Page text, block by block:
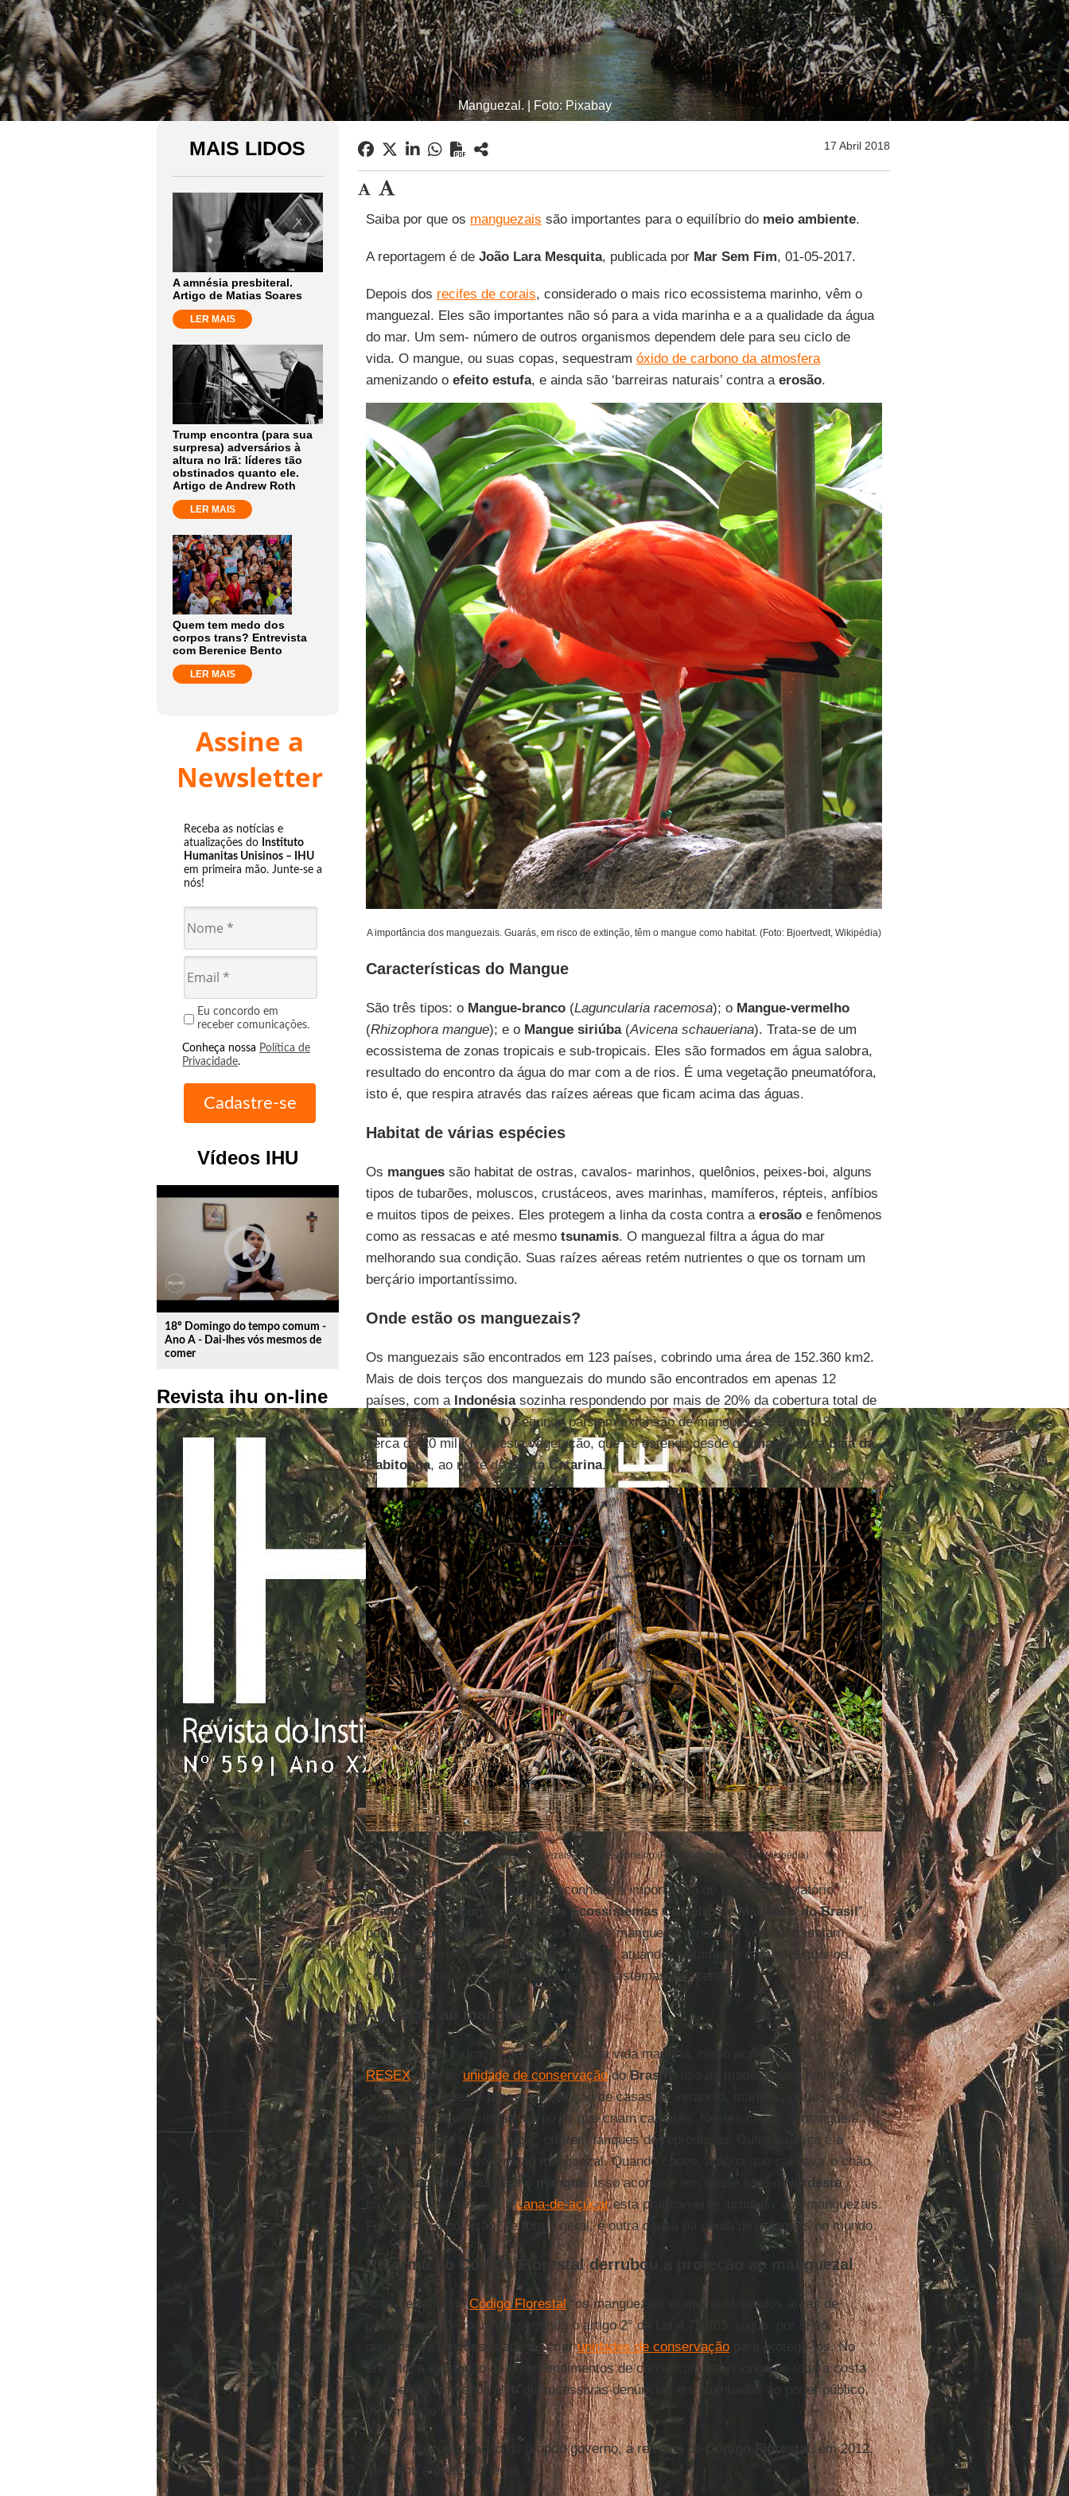
Manguezal. | Foto: Pixabay
MAIS LIDOS
A amnésia presbiteral.
Artigo de Matias Soares
LER MAIS
Trump encontra (para sua
surpresa) adversários à
altura no Irã: líderes tão
obstinados quanto ele.
Artigo de Andrew Roth
LER MAIS
Quem tem medo dos
corpos trans? Entrevista
com Berenice Bento
LER MAIS
Assine a
Newsletter
Receba as notícias e
atualizações do Instituto
Humanitas Unisinos – IHU
em primeira mão. Junte-se a
nós!
Eu concordo em
receber comunicações.
Conheça nossa Política de
Privacidade.
Vídeos IHU
play_circle_outline
18º Domingo do tempo comum -
Ano A - Dai-lhes vós mesmos de
comer
Revista ihu on-line
17 Abril 2018
Saiba por que os manguezais são importantes para o equilíbrio do meio ambiente.
A reportagem é de João Lara Mesquita, publicada por Mar Sem Fim, 01-05-2017.
Depois dos recifes de corais, considerado o mais rico ecossistema marinho, vêm o
manguezal. Eles são importantes não só para a vida marinha e a a qualidade da água
do mar. Um sem- número de outros organismos dependem dele para seu ciclo de
vida. O mangue, ou suas copas, sequestram óxido de carbono da atmosfera
amenizando o efeito estufa, e ainda são ‘barreiras naturais’ contra a erosão.
A importância dos manguezais. Guarás, em risco de extinção, têm o mangue como habitat. (Foto: Bjoertvedt, Wikipédia)
Características do Mangue
São três tipos: o Mangue-branco(Laguncularia racemosa); o Mangue-vermelho
(Rhizophora mangue); e o Mangue siriúba(Avicena schaueriana). Trata-se de um
ecossistema de zonas tropicais e sub-tropicais. Eles são formados em água salobra,
resultado do encontro da água do mar com a de rios. É uma vegetação pneumatófora,
isto é, que respira através das raízes aéreas que ficam acima das águas.
Habitat de várias espécies
Os manguessão habitat de ostras, cavalos- marinhos, quelônios, peixes-boi, alguns
tipos de tubarões, moluscos, crustáceos, aves marinhas, mamíferos, répteis, anfíbios
e muitos tipos de peixes. Eles protegem a linha da costa contra a erosãoe fenômenos
como as ressacas e até mesmo tsunamis. O manguezal filtra a água do mar
melhorando sua condição. Suas raízes aéreas retém nutrientes o que os tornam um
berçário importantíssimo.
Onde estão os manguezais?
Os manguezais são encontrados em 123 países, cobrindo uma área de 152.360 km2.
Mais de dois terços dos manguezais do mundo são encontrados em apenas 12
países, com a Indonésiasozinha respondendo por mais de 20% da cobertura total de
manguezal do mundo. O segundo país em extensão de mangues é o Brasil. São
cerca de 20 mil Km2 desta vegetação, que se estende desde oAmapá, até abaía da
Babitonga, ao norte deSanta Catarina.
A importância dos manguezais. Mangue vermelho (Foto: Jonathan Wilkins, Wikipédia)
O Ministério do Meio Ambiente reconhece a importância do bioma. No relatório
“Panorama da Conservação dos Ecossistemas Costeiros e Marinhos do Brasil”,
publicado pelo MMA, está escrito que: os manguezais, por sua vez, apresentam
elevada diversidade estrutural e funcional, atuando, juntamente com os estuários,
como exportadores de biomassa para os sistemas adjacentes
Ameaças ao manguezal
São muitas. A extração descontrolada da vida marinha, como acontece nas
RESEX(tipo de unidade de conservaçãodoBrasil ), uso da madeira para lenha e
outros, aterramento para a construção de casas de veraneio, marinas, portos, etc. E
ainda fazendas marinhas, como as que criam camarão. Nestes casos, o mangue é
extirpado para, em seu lugar, criarem tanques de reprodução. Outra ameaça é a
agricultura muito próxima ao manguezal. Quando chove, a água que cai ‘lava’ o chão,
levandoagrotóxicos para o mangue. Isso acontece em quase todo oNordeste
brasileiro uma vez que acana-de-açúcarestá praticamente ‘grudada’ aos manguezais.
Finalmente a poluição, de forma geral, é outra causa da perda de mangues no mundo.
Reforma do Código Florestal derrubou a proteção ao manguezal
Até a reforma doCódigo Florestal “os manguezais eram considerados áreas de
preservação permanente segundo o artigo 2° da Lei 4.771/65, o que, por si só,
dispensaria a necessidade de criarunidades de conservaçãopara protegê-los. No
entanto, a expansão de empreendimentos de carcinicultura ao longo de toda a costa
brasileira vem sendo alvo de sucessivas denúncias encaminhadas ao poder público,
incluindo ao
MMA .
Apesar da constatação do próprio governo, a reforma do Código Florestal, em 2012,
derrubou a proteção legal.